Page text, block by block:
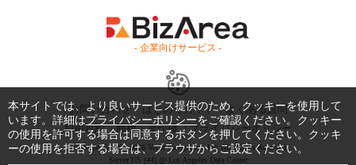
- 企業向けサービス -
お問い合わせ はじめてガイド
よくある質問
利用規約
商標・著作権 プライバシーポリシー
Copyright © 1999-2026 Vivid Navigation, Inc. All Rights Reserved.
Server US (44) @ Los Angeles Data Center
本サイトでは、より良いサービス提供のため、クッキーを使用して
います。詳細はプライバシーポリシーをご確認ください。クッキー
の使用を許可する場合は同意するボタンを押してください。クッキ
ーの使用を拒否する場合は、ブラウザからご設定ください。